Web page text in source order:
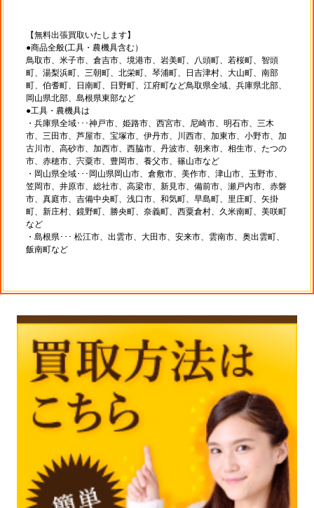
【無料出張買取いたします】
●商品全般(工具・農機具含む）
鳥取市、米子市、倉吉市、境港市、岩美町、八頭町、若桜町、智頭
町、湯梨浜町、三朝町、北栄町、琴浦町、日吉津村、大山町、南部
町、伯耆町、日南町、日野町、江府町など鳥取県全域、兵庫県北部、
岡山県北部、島根県東部など
●工具・農機具は
・兵庫県全域･･･神戸市、姫路市、西宮市、尼崎市、明石市、三木
市、三田市、芦屋市、宝塚市、伊丹市、川西市、加東市、小野市、加
古川市、高砂市、加西市、西脇市、丹波市、朝来市、相生市、たつの
市、赤穂市、宍粟市、豊岡市、養父市、篠山市など
・岡山県全域･･･岡山県岡山市、倉敷市、美作市、津山市、玉野市、
笠岡市、井原市、総社市、高梁市、新見市、備前市、瀬戸内市、赤磐
市、真庭市、吉備中央町、浅口市、和気町、早島町、里庄町、矢掛
町、新庄村、鏡野町、勝央町、奈義町、西粟倉村、久米南町、美咲町
など
・島根県･･･ 松江市、出雲市、大田市、安来市、雲南市、奥出雲町、
飯南町など